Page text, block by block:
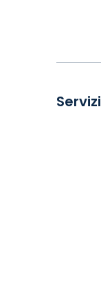
Servizi